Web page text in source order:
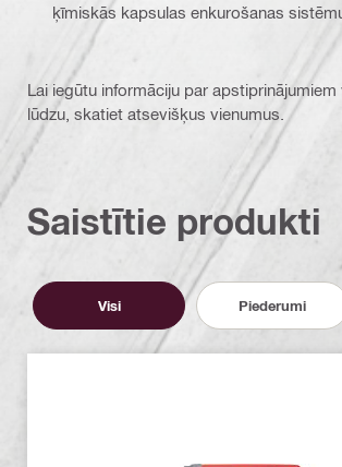
ķīmiskās kapsulas enkurošanas
Lai iegūtu informāciju par apstiprinājumiem
lūdzu, skatiet atsevišķus vienumus.
Saistītie produkti
Visi Piederumi